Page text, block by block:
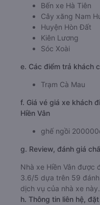
Bến xe Hà Tiên
Cây xăng Nam
Huyện Hòn Đất
Kiên Lương
Sóc Xoài
e. Các điểm trả khách
Trạm Cà Mau
f. Giá vé giá xe khách
Hiền Vân
ghế ngồi
g. Review, đánh giá
Nhà xe Hiền Vân được
3.6/5 dựa trên 59
dịch vụ của nhà xe này.
h. Thông tin liên hệ,